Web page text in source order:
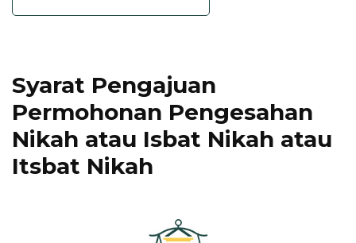
Syarat Pengajuan
Permohonan Pengesahan
Nikah atau Isbat Nikah atau
Itsbat Nikah